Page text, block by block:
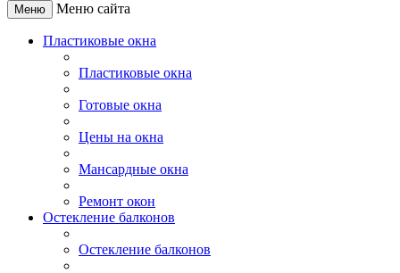
Меню Меню сайта
Пластиковые окна
Пластиковые окна
Готовые окна
Цены на окна
Мансардные окна
Ремонт окон
Остекление балконов
Остекление балконов